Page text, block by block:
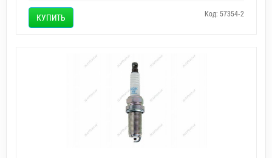
КУПИТЬ Код: 57354-2